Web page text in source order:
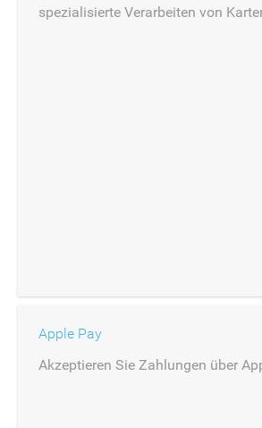
spezialisierte Verarbeiten von
Apple Pay
Akzeptieren Sie Zahlungen über